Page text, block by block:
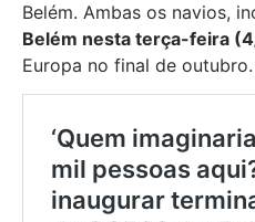
Belém. Ambas os navios,
Belém nesta terça-feira
Europa no final de outubro.